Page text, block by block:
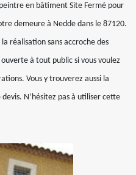
en bâtiment Site Fermé pour
demeure à Nedde dans le 87120.
réalisation sans accroche des
à tout public si vous voulez
Vous y trouverez aussi la
N’hésitez pas à utiliser cette